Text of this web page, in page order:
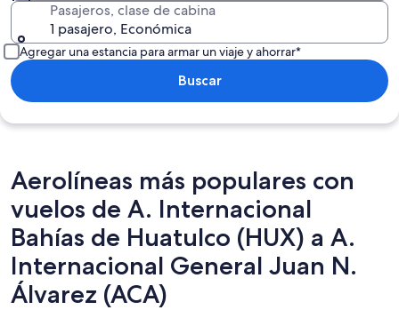
Pasajeros, clase de cabina
1 pasajero, Económica
Agregar una estancia para armar un viaje y ahorrar*
Buscar
Aerolíneas más populares con
vuelos de A. Internacional
Bahías de Huatulco (HUX) a A.
Internacional General Juan N.
Álvarez (ACA)